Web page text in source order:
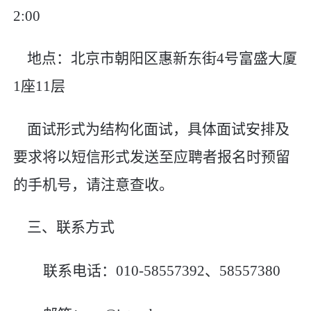
2:00
地点：北京市朝阳区惠新东街4号富盛大厦
1座11层
面试形式为结构化面试，具体面试安排及
要求将以短信形式发送至应聘者报名时预留
的手机号，请注意查收。
三、联系方式
联系电话：010-58557392、 58557380